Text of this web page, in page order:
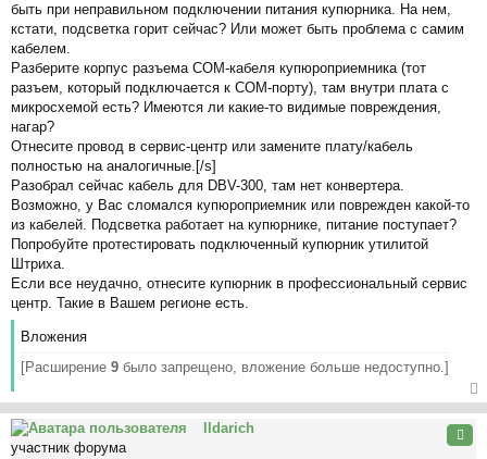
быть при неправильном подключении питания купюрника. На нем,
кстати, подсветка горит сейчас? Или может быть проблема с самим
кабелем.
Разберите корпус разъема COM-кабеля купюроприемника (тот
разъем, который подключается к COM-порту), там внутри плата с
микросхемой есть? Имеются ли какие-то видимые повреждения,
нагар?
Отнесите провод в сервис-центр или замените плату/кабель
полностью на аналогичные.[/s]
Разобрал сейчас кабель для DBV-300, там нет конвертера.
Возможно, у Вас сломался купюроприемник или поврежден какой-то
из кабелей. Подсветка работает на купюрнике, питание поступает?
Попробуйте протестировать подключенный купюрник утилитой
Штриха.
Если все неудачно, отнесите купюрник в профессиональный сервис
центр. Такие в Вашем регионе есть.
Вложения
[Расширение 9 было запрещено, вложение больше недоступно.]
ер
ну
ть
Ildarich
участник форума